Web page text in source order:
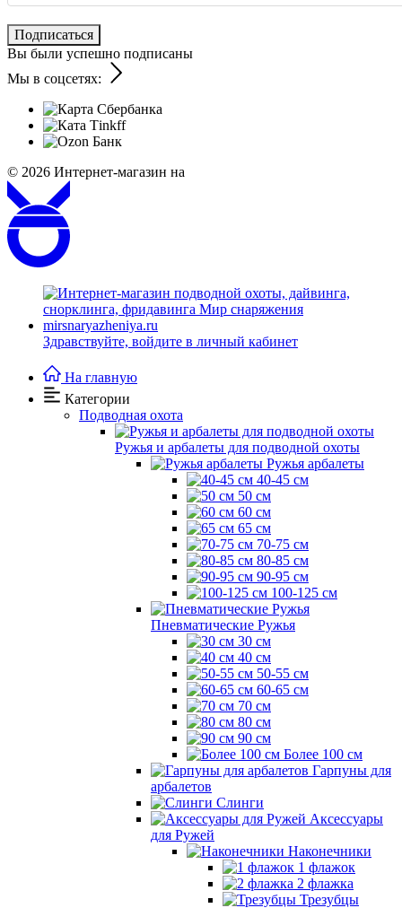
Подписаться
Вы были успешно подписаны
Мы в соцсетях:
© 2026 Интернет-магазин на
Здравствуйте, войдите в личный кабинет
На главную
Категории
Подводная охота
Ружья и арбалеты для подводной охоты
Ружья арбалеты
40-45 см
50 см
60 см
65 см
70-75 см
80-85 см
90-95 см
100-125 см
Пневматические Ружья
30 см
40 см
50-55 см
60-65 см
70 см
80 см
90 см
Более 100 см
Гарпуны для
арбалетов
Слинги
Аксессуары
для Ружей
Наконечники
1 флажок
2 флажка
Трезубцы